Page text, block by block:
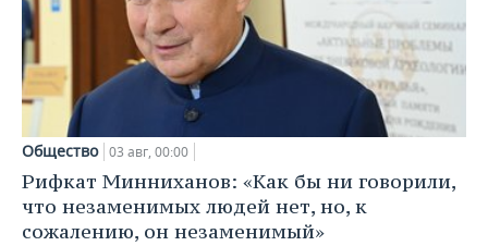
Общество 03 авг, 00:00
Рифкат Минниханов: «Как бы ни говорили,
что незаменимых людей нет, но, к
сожалению, он незаменимый»